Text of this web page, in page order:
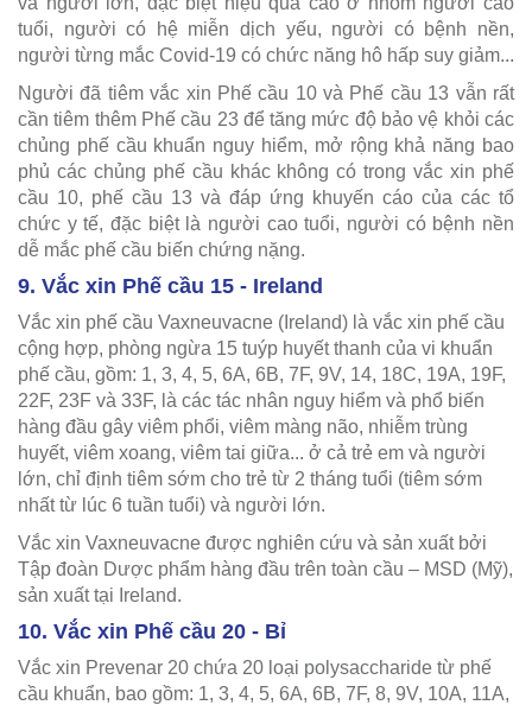
tuổi, người có hệ miễn dịch yếu, người có bệnh nền,
người từng mắc Covid-19 có chức năng hô hấp suy giảm...
Người đã tiêm vắc xin Phế cầu 10 và Phế cầu 13 vẫn rất
cần tiêm thêm Phế cầu 23 để tăng mức độ bảo vệ khỏi các
chủng phế cầu khuẩn nguy hiểm, mở rộng khả năng bao
phủ các chủng phế cầu khác không có trong vắc xin phế
cầu 10, phế cầu 13 và đáp ứng khuyến cáo của các tổ
chức y tế, đặc biệt là người cao tuổi, người có bệnh nền
dễ mắc phế cầu biến chứng nặng.
9. Vắc xin Phế cầu 15 - Ireland
Vắc xin phế cầu Vaxneuvacne (Ireland) là vắc xin phế cầu
cộng hợp, phòng ngừa 15 tuýp huyết thanh của vi khuẩn
phế cầu, gồm: 1, 3, 4, 5, 6A, 6B, 7F, 9V, 14, 18C, 19A, 19F,
22F, 23F và 33F, là các tác nhân nguy hiểm và phổ biến
hàng đầu gây viêm phổi, viêm màng não, nhiễm trùng
huyết, viêm xoang, viêm tai giữa... ở cả trẻ em và người
lớn, chỉ định tiêm sớm cho trẻ từ 2 tháng tuổi (tiêm sớm
nhất từ lúc 6 tuần tuổi) và người lớn.
Vắc xin Vaxneuvacne được nghiên cứu và sản xuất bởi
Tập đoàn Dược phẩm hàng đầu trên toàn cầu – MSD (Mỹ),
sản xuất tại Ireland.
10. Vắc xin Phế cầu 20 - Bỉ
Vắc xin Prevenar 20 chứa 20 loại polysaccharide từ phế
cầu khuẩn, bao gồm: 1, 3, 4, 5, 6A, 6B, 7F, 8, 9V, 10A, 11A,